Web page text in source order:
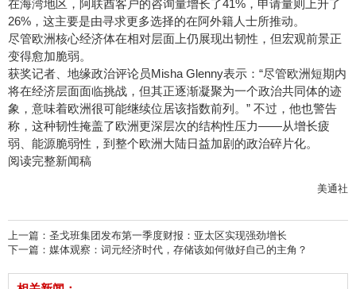
在海湾地区，阿联酋客户的咨询量增长了41%，申请量则上升了
26%，这主要是由寻求更多选择的在阿外籍人士所推动。
尽管欧洲核心经济体在相对层面上仍展现出韧性，但宏观前景正
变得愈加脆弱。
获奖记者、地缘政治评论员Misha Glenny表示：“尽管欧洲短期内
将在经济层面面临挑战，但其正逐渐凝聚为一个政治共同体的迹
象，意味着欧洲很可能继续位居该指数前列。” 不过，他也警告
称，这种韧性掩盖了欧洲更深层次的结构性压力——从增长疲
弱、能源脆弱性，到整个欧洲大陆日益加剧的政治碎片化。
阅读完整新闻稿
美通社
上一篇： 圣戈班集团发布第一季度财报：亚太区实现强劲增长
下一篇： 媒体观察：词元经济时代，存储该如何做好自己的主角？